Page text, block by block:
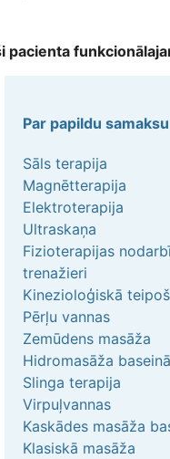
pacienta
Par papildu samaksu
Sāls terapija
Magnētterapija
Elektroterapija
Ultraskaņa
Fizioterapijas
trenažieri
Kinezioloģiskā
Pērļu vannas
Zemūdens masāža
Hidromasāža baseinā
Slinga terapija
Virpuļvannas
Kaskādes masāža
Klasiskā masāža